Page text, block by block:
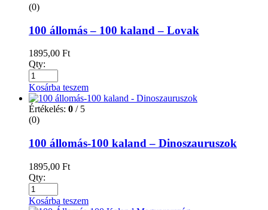
(0)
100 állomás – 100 kaland – Lovak
1895,00 Ft
Qty:
Kosárba teszem
Értékelés: 0 / 5
(0)
100 állomás-100 kaland – Dinoszauruszok
1895,00 Ft
Qty:
Kosárba teszem